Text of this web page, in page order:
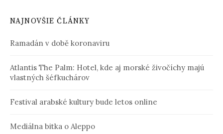
NAJNOVŠIE ČLÁNKY
Ramadán v době koronaviru
Atlantis The Palm: Hotel, kde aj morské živočíchy majú
vlastných šéfkuchárov
Festival arabské kultury bude letos online
Mediálna bitka o Aleppo